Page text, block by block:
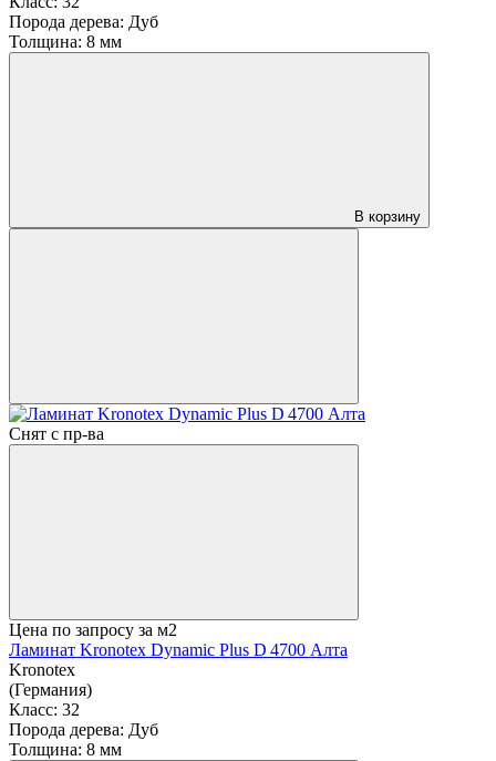
Порода дерева: Дуб
Толщина: 8 мм
В корзину
Снят с пр-ва
Цена по запросу за м2
Ламинат Kronotex Dynamic Plus D 4700 Алта
Kronotex
(Германия)
Класс: 32
Порода дерева: Дуб
Толщина: 8 мм